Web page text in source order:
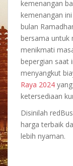
kemenangan
kemenangan
bulan
bersama untuk
menikmati
bepergian saat
menyangkut
Raya 2024
ketersediaan
Disinilah
harga terbaik
lebih nyaman.